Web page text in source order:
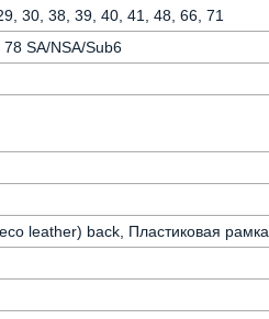
30, 38, 39, 40, 41, 48, 66, 71
SA/NSA/Sub6
leather) back, Пластиковая рамка